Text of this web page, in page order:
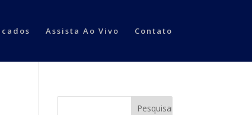
Assista Ao Vivo Contato